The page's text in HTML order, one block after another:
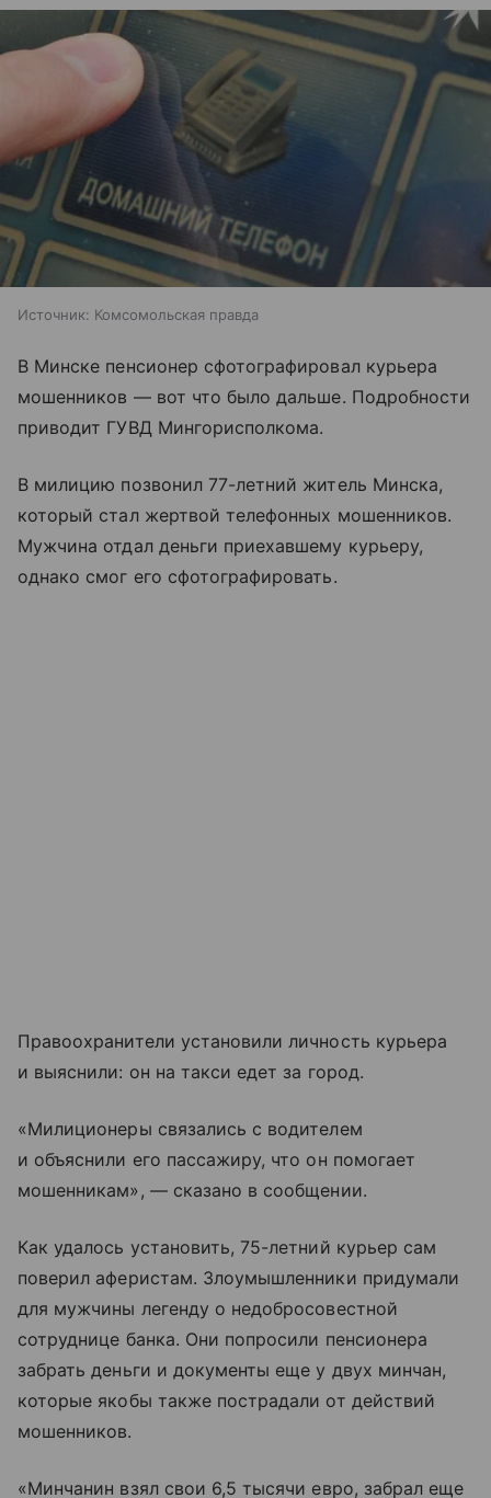
Источник: Комсомольская правда
В Минске пенсионер сфотографировал курьера
мошенников — вот что было дальше. Подробности
приводит ГУВД Мингорисполкома.
В милицию позвонил 77-летний житель Минска,
который стал жертвой телефонных мошенников.
Мужчина отдал деньги приехавшему курьеру,
однако смог его сфотографировать.
Правоохранители установили личность курьера
и выяснили: он на такси едет за город.
«Милиционеры связались с водителем
и объяснили его пассажиру, что он помогает
мошенникам», — сказано в сообщении.
Как удалось установить, 75-летний курьер сам
поверил аферистам. Злоумышленники придумали
для мужчины легенду о недобросовестной
сотруднице банка. Они попросили пенсионера
забрать деньги и документы еще у двух минчан,
которые якобы также пострадали от действий
мошенников.
«Минчанин взял свои 6,5 тысячи евро, забрал еще